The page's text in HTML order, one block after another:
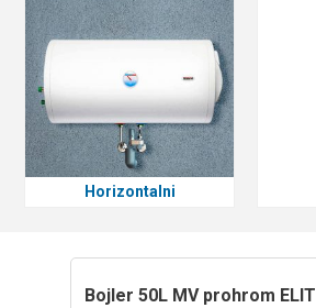
Horizontalni
bojler 50L MV prohrom ELIT